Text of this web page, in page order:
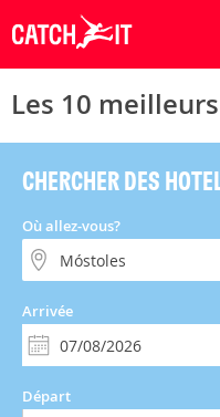
Les 10
CHERCHER DES
Où allez-vous?
Arrivée
Départ